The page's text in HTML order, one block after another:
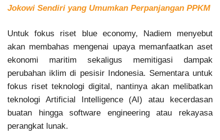
Jokowi Sendiri yang Umumkan Perpanjangan PPKM
Untuk fokus riset blue economy, Nadiem menyebut
akan membahas mengenai upaya memanfaatkan aset
ekonomi maritim sekaligus memitigasi dampak
perubahan iklim di pesisir Indonesia. Sementara untuk
fokus riset teknologi digital, nantinya akan melibatkan
teknologi Artificial Intelligence (AI) atau kecerdasan
buatan hingga software engineering atau rekayasa
perangkat lunak.